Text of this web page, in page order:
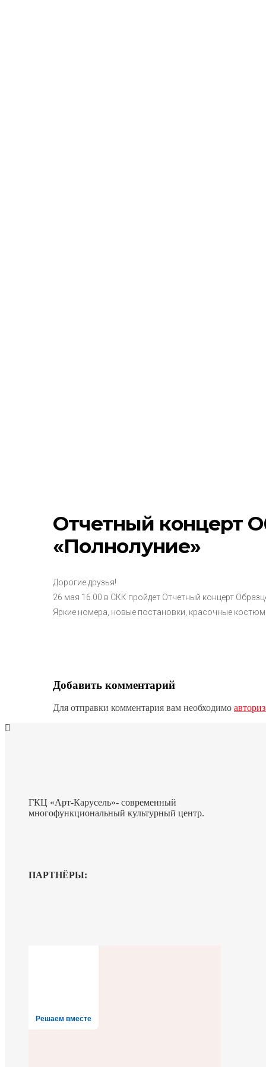
Отчетный концерт
«Полнолуние»
Дорогие друзья!
26 мая 16.00 в СКК пройдет Отчетный концерт
Яркие номера, новые постановки, красочные
Добавить комментарий
Для отправки комментария вам необходимо
ГКЦ «Арт-Карусель»- современный
многофункциональный культурный центр.
ПАРТНЁРЫ:
Решаем вместе